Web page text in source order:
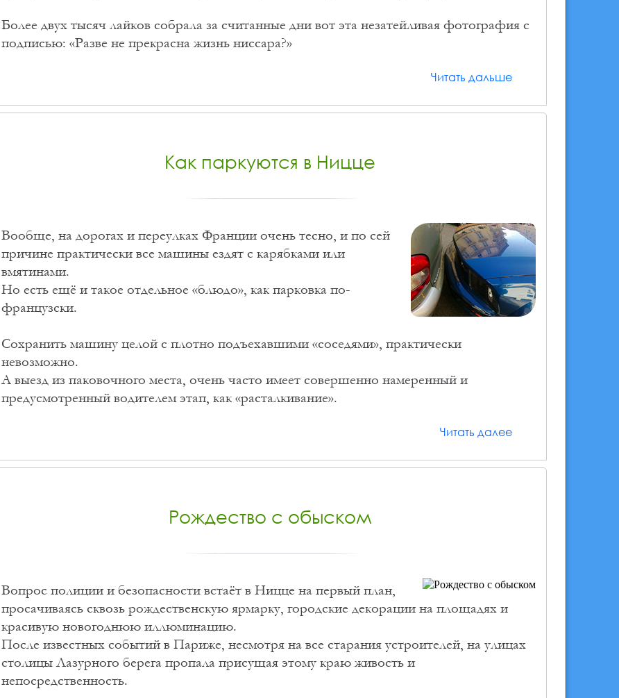
Более двух тысяч лайков собрала за считанные дни вот эта незатейливая фотография с
подписью: «Разве не прекрасна жизнь ниссара?»
Читать дальше
Как паркуются в Ницце
Вообще, на дорогах и переулках Франции очень тесно, и по сей
причине практически все машины ездят с карябками или
вмятинами.
Но есть ещё и такое отдельное «блюдо», как парковка по-
французски.
Сохранить машину целой с плотно подъехавшими «соседями», практически
невозможно.
А выезд из паковочного места, очень часто имеет совершенно намеренный и
предусмотренный водителем этап, как «расталкивание».
Читать далее
Рождество с обыском
Вопрос полиции и безопасности встаёт в Ницце на первый план,
просачиваясь сквозь рождественскую ярмарку, городские декорации на площадях и
красивую новогоднюю иллюминацию.
После известных событий в Париже, несмотря на все старания устроителей, на улицах
столицы Лазурного берега пропала присущая этому краю живость и
непосредственность.